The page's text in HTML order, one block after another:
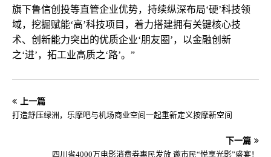
旗下鲁信创投等直管企业优势，持续纵深布局‘硬’科技领
域，挖掘赋能‘高’科技项目，着力搭建拥有关键核心技
术、创新能力突出的优质企业‘朋友圈’，以金融创新
之‘进’，拓工业高质之‘路’。”
上一篇
打造舒压绿洲，乐摩吧与机场商业空间一起重新定义按摩新空间
下一篇
四川省4000万电影消费券惠民发放 邀市民“悦享光影”盛宴！